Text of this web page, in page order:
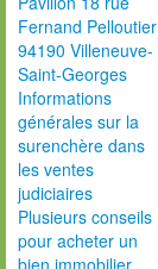
Fernand Pelloutier
94190 Villeneuve-
Saint-Georges
Informations
générales sur la
surenchère dans
les ventes
judiciaires
Plusieurs conseils
pour acheter un
bien immobilier